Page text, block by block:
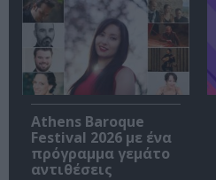
Athens Baroque
Festival 2026 με ένα
πρόγραμμα γεμάτο
αντιθέσεις